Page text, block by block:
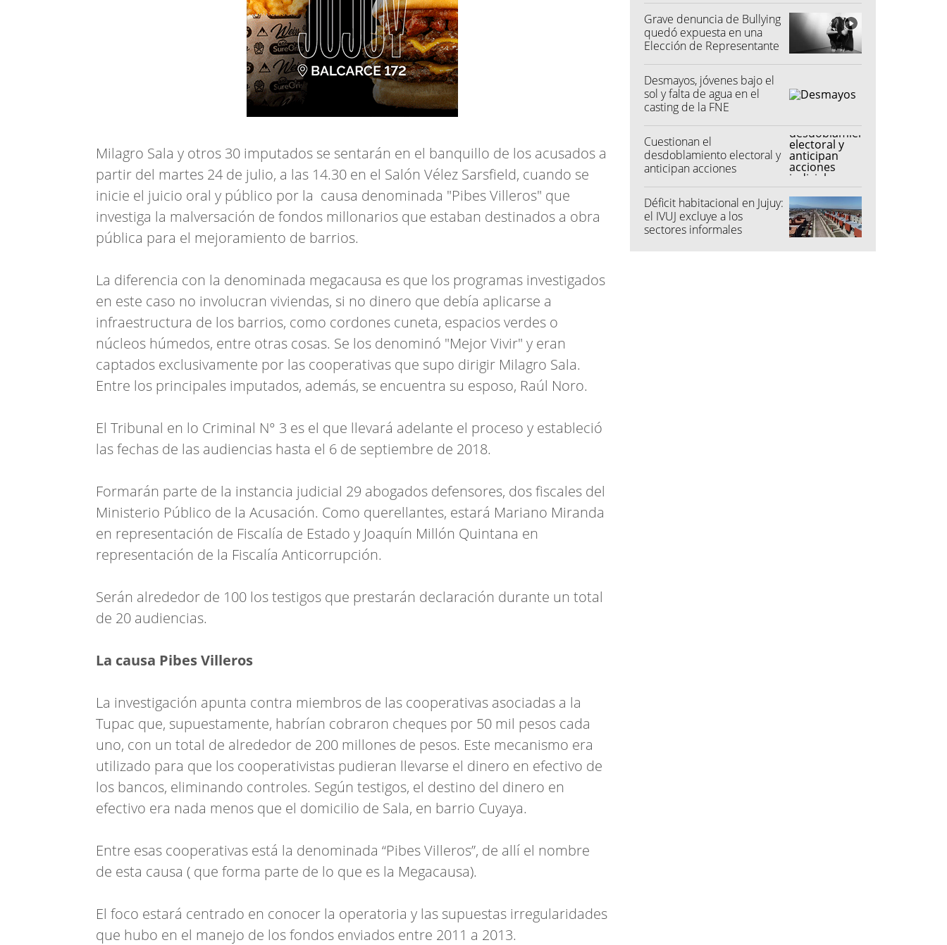
Milagro Sala y otros 30 imputados se sentarán en el banquillo de los acusados a
partir del martes 24 de julio, a las 14.30 en el Salón Vélez Sarsfield, cuando se
inicie el juicio oral y público por la causa denominada "Pibes Villeros" que
investiga la malversación de fondos millonarios que estaban destinados a obra
pública para el mejoramiento de barrios.
La diferencia con la denominada megacausa es que los programas investigados
en este caso no involucran viviendas, si no dinero que debía aplicarse a
infraestructura de los barrios, como cordones cuneta, espacios verdes o
núcleos húmedos, entre otras cosas. Se los denominó "Mejor Vivir" y eran
captados exclusivamente por las cooperativas que supo dirigir Milagro Sala.
Entre los principales imputados, además, se encuentra su esposo, Raúl Noro.
El Tribunal en lo Criminal N° 3 es el que llevará adelante el proceso y estableció
las fechas de las audiencias hasta el 6 de septiembre de 2018.
Formarán parte de la instancia judicial 29 abogados defensores, dos fiscales del
Ministerio Público de la Acusación. Como querellantes, estará Mariano Miranda
en representación de Fiscalía de Estado y Joaquín Millón Quintana en
representación de la Fiscalía Anticorrupción.
Serán alrededor de 100 los testigos que prestarán declaración durante un total
de 20 audiencias.
La causa Pibes Villeros
La investigación apunta contra miembros de las cooperativas asociadas a la
Tupac que, supuestamente, habrían cobraron cheques por 50 mil pesos cada
uno, con un total de alrededor de 200 millones de pesos. Este mecanismo era
utilizado para que los cooperativistas pudieran llevarse el dinero en efectivo de
los bancos, eliminando controles. Según testigos, el destino del dinero en
efectivo era nada menos que el domicilio de Sala, en barrio Cuyaya.
Entre esas cooperativas está la denominada “Pibes Villeros”, de allí el nombre
de esta causa ( que forma parte de lo que es la Megacausa).
El foco estará centrado en conocer la operatoria y las supuestas irregularidades
que hubo en el manejo de los fondos enviados entre 2011 a 2013.
Grave denuncia de Bullying
quedó expuesta en una
Elección de Representante
Desmayos, jóvenes bajo el
sol y falta de agua en el
casting de la FNE
Cuestionan el
desdoblamiento electoral y
anticipan acciones
"colectoras"
Déficit habitacional en Jujuy:
el IVUJ excluye a los
sectores informales